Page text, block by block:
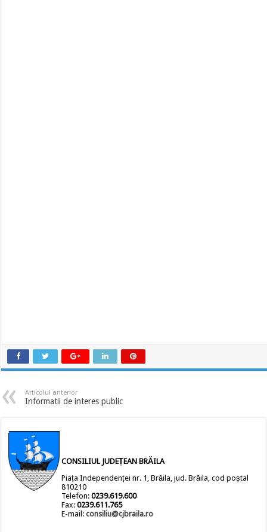
Articolul anterior
Informatii de interes public
CONSILIUL JUDEȚEAN BRĂILA
Piața Independenței nr. 1, Brăila, jud. Brăila, cod poștal
810210
Telefon:0239.619.600
Fax:0239.611.765
E-mail:consiliu@cjbraila.ro